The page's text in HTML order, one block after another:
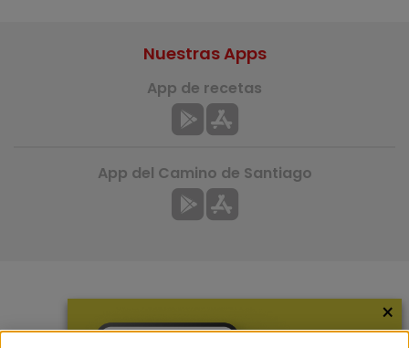
Nuestras Apps
App de recetas
App del Camino de Santiago
×